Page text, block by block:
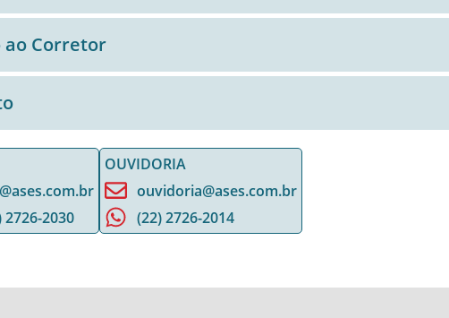
Corretor
2726-2030
OUVIDORIA
ouvidoria@ases.com.br
(22) 2726-2014